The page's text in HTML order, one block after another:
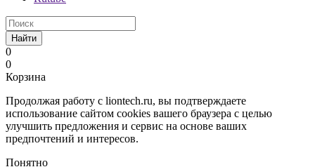
Найти
0
0
Корзина
Продолжая работу с liontech.ru, вы подтверждаете
использование сайтом cookies вашего браузера с целью
улучшить предложения и сервис на основе ваших
предпочтений и интересов.
Понятно